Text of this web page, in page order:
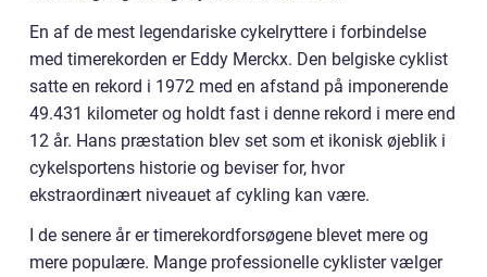
En af de mest legendariske cykelryttere i forbindelse
med timerekorden er Eddy Merckx. Den belgiske cyklist
satte en rekord i 1972 med en afstand på imponerende
49.431 kilometer og holdt fast i denne rekord i mere end
12 år. Hans præstation blev set som et ikonisk øjeblik i
cykelsportens historie og beviser for, hvor
ekstraordinært niveauet af cykling kan være.
I de senere år er timerekordforsøgene blevet mere og
mere populære. Mange professionelle cyklister vælger